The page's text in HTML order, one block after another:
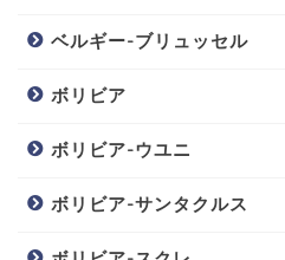
ベルギー-ブリュッセル
ボリビア
ボリビア-ウユニ
ボリビア-サンタクルス